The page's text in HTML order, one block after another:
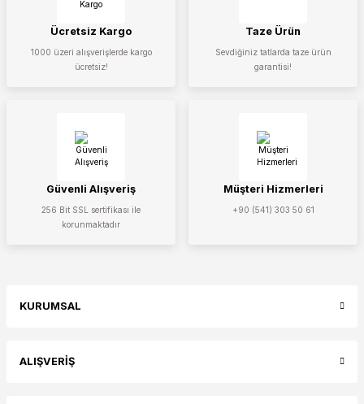
Ücretsiz Kargo
1000 üzeri alışverişlerde kargo
ücretsiz!
Taze Ürün
Sevdiğiniz tatlarda taze ürün
garantisi!
Güvenli Alışveriş
256 Bit SSL sertifikası ile
korunmaktadır
Müşteri Hizmerleri
+90 (541) 303 50 61
KURUMSAL
ALIŞVERİŞ